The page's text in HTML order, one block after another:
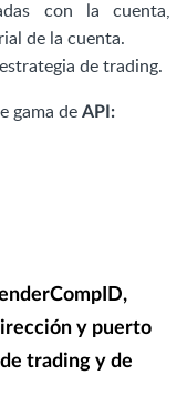
con la cuenta,
de la cuenta.
de trading.
gama de API:
y puerto
trading y de